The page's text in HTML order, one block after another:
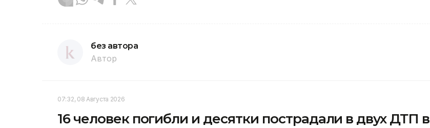
без автора
Автор
07:32, 08 Августа 2026
16 человек погибли и десятки пострадали в двух ДТП в